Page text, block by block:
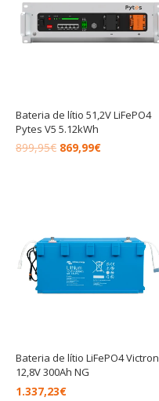
Bateria de lítio 51,2V LiFePO4
Pytes V5 5.12kWh
899,95€
899,95€.
869,99€
869,99€.
Bateria de lítio LiFePO4 Victron
12,8V 300Ah NG
1.337,23€